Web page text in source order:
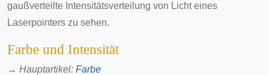
gaußverteilte Intensitätsverteilung von Licht eines
Laserpointers zu sehen.
Farbe und Intensität
→ Hauptartikel: Farbe